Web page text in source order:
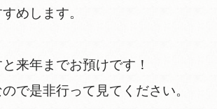
めします。
来年までお預けです！
で是非行って見てください。